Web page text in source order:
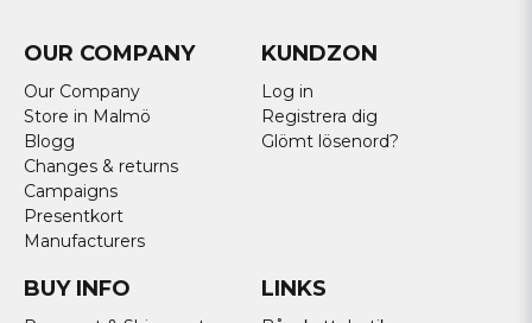
OUR COMPANY
Our Company
Store in Malmö
Blogg
Changes & returns
Campaigns
Presentkort
Manufacturers
KUNDZON
Log in
Registrera dig
Glömt lösenord?
BUY INFO LINKS